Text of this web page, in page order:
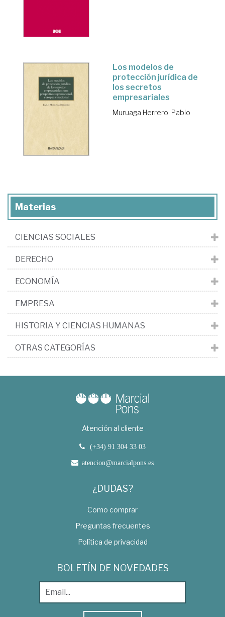
Los modelos de
protección jurídica de
los secretos
empresariales
Muruaga Herrero, Pablo
Materias
CIENCIAS SOCIALES
DERECHO
ECONOMÍA
EMPRESA
HISTORIA Y CIENCIAS HUMANAS
OTRAS CATEGORÍAS
Atención al cliente
(+34) 91 304 33 03
atencion@marcialpons.es
¿DUDAS?
Como comprar
Preguntas frecuentes
Política de privacidad
BOLETÍN DE NOVEDADES